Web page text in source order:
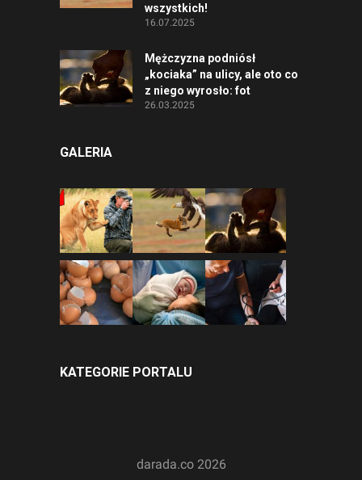
wszystkich!
16.07.2025
Mężczyzna podniósł
„kociaka” na ulicy, ale oto co
z niego wyrosło: fot
26.03.2025
GALERIA
KATEGORIE PORTALU
darada.co 2026